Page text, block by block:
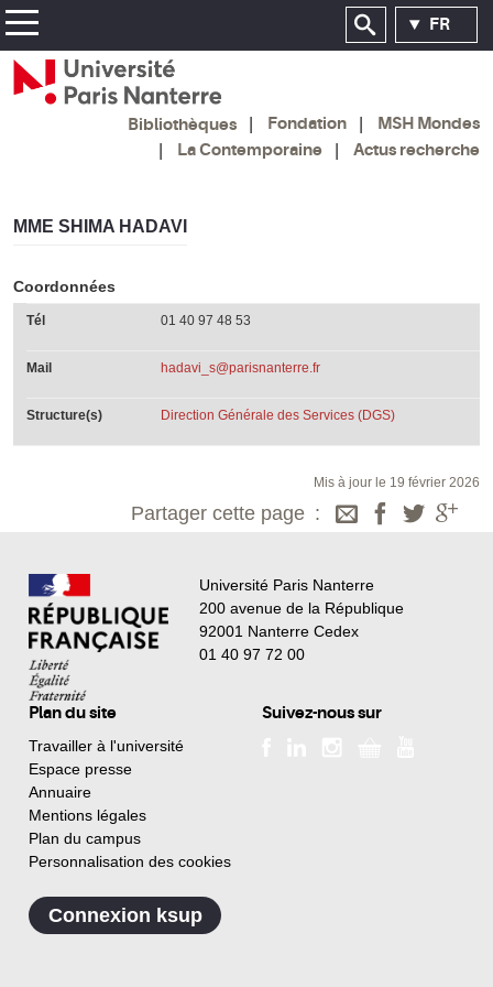
FR
Bibliothèques Fondation
MSH Mondes
La Contemporaine
Actus recherche
MME SHIMA HADAVI
Coordonnées
Tél 01 40 97 48 53
Mail hadavi_s@parisnanterre.fr
Structure(s) Direction Générale des Services (DGS)
Mis à jour le 19 février 2026
Partager cette page
Université Paris Nanterre
200 avenue de la République
92001 Nanterre Cedex
01 40 97 72 00
Plan du site
Travailler à l'université
Espace presse
Annuaire
Mentions légales
Plan du campus
Personnalisation des cookies
Suivez-nous sur
Connexion ksup